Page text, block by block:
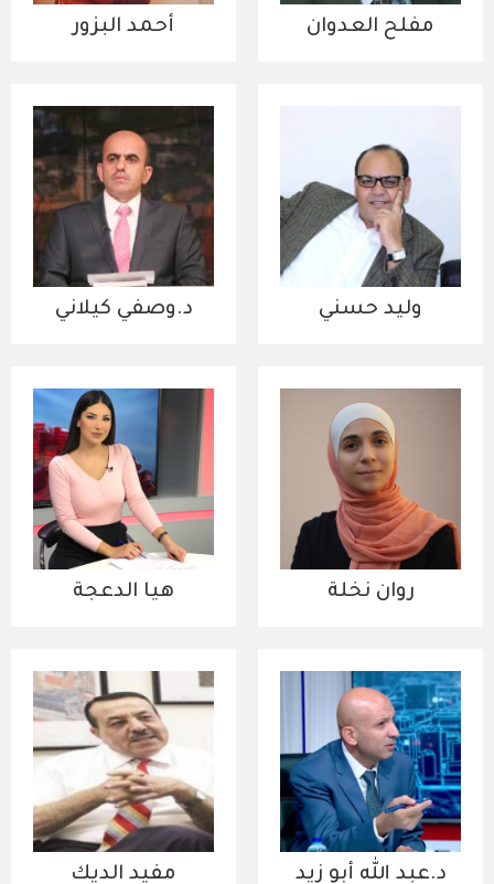
مفلح العدوان أحمد البزور
وليد حسني د.وصفي كيلاني
روان نخلة هيا الدعجة
د.عبد الله أبو زيد مفيد الديك